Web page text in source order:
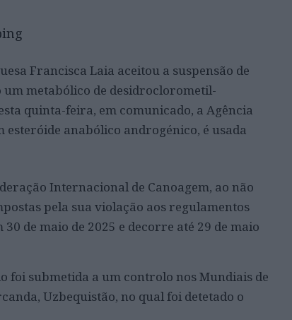
Francisca Laia aceitou a suspensão de
um metabólico de desidroclorometil-
quinta-feira, em comunicado, a Agência
esteróide anabólico androgénico, é usada
Internacional de Canoagem, ao não
pela sua violação aos regulamentos
de maio de 2025 e decorre até 29 de maio
foi submetida a um controlo nos Mundiais de
Uzbequistão, no qual foi detetado o